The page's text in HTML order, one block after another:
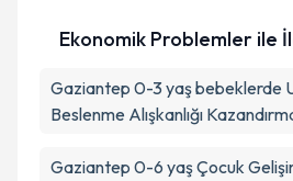
Ekonomik Problemler ile
Gaziantep 0-3 yaş bebeklerde
Beslenme Alışkanlığı
Gaziantep 0-6 yaş Çocuk